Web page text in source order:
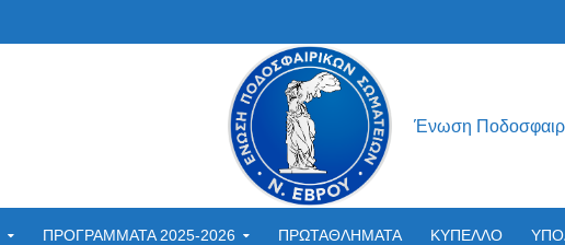
Ένωση
ΠΡΟΓΡΑΜΜΑΤΑ 2025-2026 ΠΡΩΤΑΘΛΗΜΑΤΑ ΚΥΠΕΛΛΟ